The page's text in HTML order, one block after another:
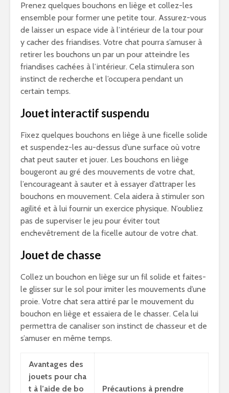
Prenez quelques bouchons en liège et collez-les
ensemble pour former une petite tour. Assurez-vous
de laisser un espace vide à l’intérieur de la tour pour
y cacher des friandises. Votre chat pourra s’amuser à
retirer les bouchons un par un pour atteindre les
friandises cachées à l’intérieur. Cela stimulera son
instinct de recherche et l’occupera pendant un
certain temps.
Jouet interactif suspendu
Fixez quelques bouchons en liège à une ficelle solide
et suspendez-les au-dessus d’une surface où votre
chat peut sauter et jouer. Les bouchons en liège
bougeront au gré des mouvements de votre chat,
l’encourageant à sauter et à essayer d’attraper les
bouchons en mouvement. Cela aidera à stimuler son
agilité et à lui fournir un exercice physique. N’oubliez
pas de superviser le jeu pour éviter tout
enchevêtrement de la ficelle autour de votre chat.
Jouet de chasse
Collez un bouchon en liège sur un fil solide et faites-
le glisser sur le sol pour imiter les mouvements d’une
proie. Votre chat sera attiré par le mouvement du
bouchon en liège et essaiera de le chasser. Cela lui
permettra de canaliser son instinct de chasseur et de
s’amuser en même temps.
Avantages des
jouets pour cha
t à l’aide de bo
Précautions à prendre